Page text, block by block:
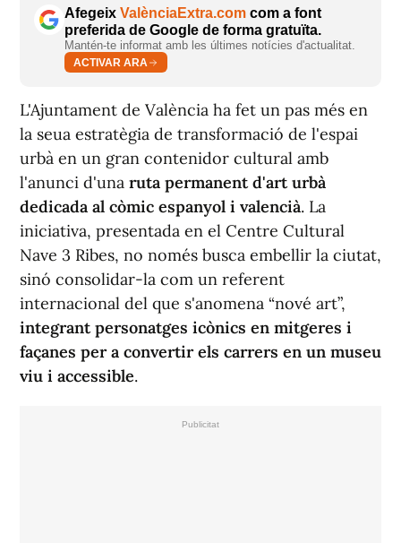
Afegeix ValènciaExtra.com com a font
preferida de Google de forma gratuïta.
Mantén-te informat amb les últimes notícies d'actualitat.
ACTIVAR ARA
L'Ajuntament de València ha fet un pas més en
la seua estratègia de transformació de l'espai
urbà en un gran contenidor cultural amb
l'anunci d'una ruta permanent d'art urbà
dedicada al còmic espanyol i valencià. La
iniciativa, presentada en el Centre Cultural
Nave 3 Ribes, no només busca embellir la ciutat,
sinó consolidar-la com un referent
internacional del que s'anomena “nové art”,
integrant personatges icònics en mitgeres i
façanes per a convertir els carrers en un museu
viu i accessible.